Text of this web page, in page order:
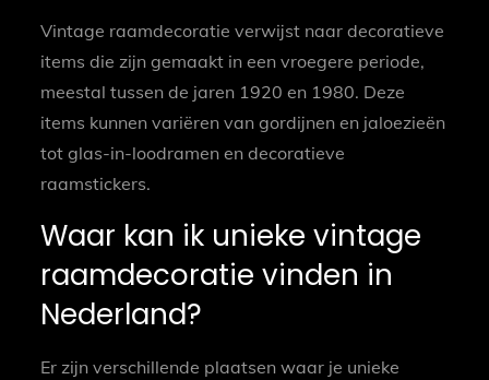
Vintage raamdecoratie verwijst naar decoratieve
items die zijn gemaakt in een vroegere periode,
meestal tussen de jaren 1920 en 1980. Deze
items kunnen variëren van gordijnen en jaloezieën
tot glas-in-loodramen en decoratieve
raamstickers.
Waar kan ik unieke vintage
raamdecoratie vinden in
Nederland?
Er zijn verschillende plaatsen waar je unieke